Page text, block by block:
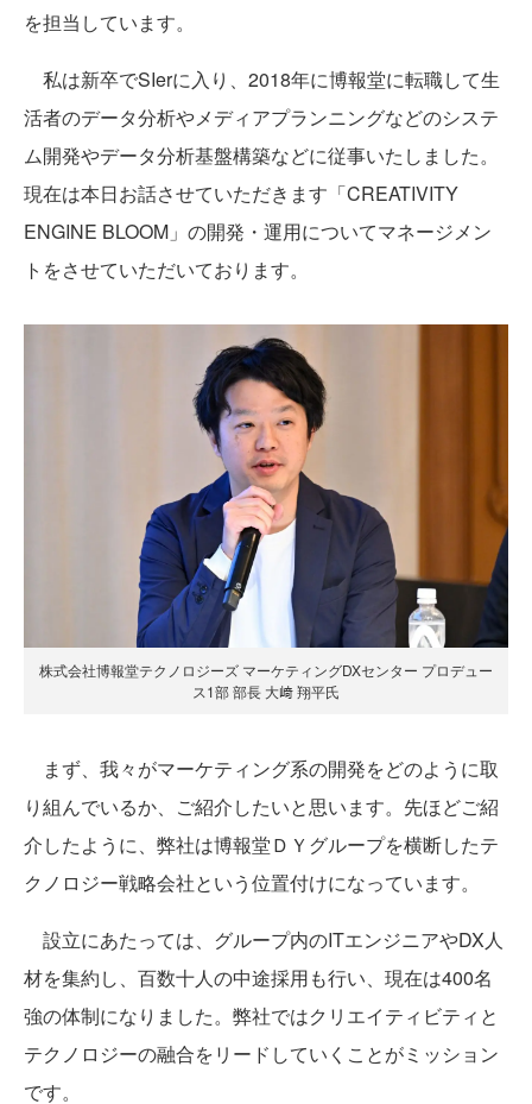
を担当しています。
私は新卒でSIerに入り、2018年に博報堂に転職して生
活者のデータ分析やメディアプランニングなどのシステ
ム開発やデータ分析基盤構築などに従事いたしました。
現在は本日お話させていただきます「CREATIVITY
ENGINE BLOOM」の開発・運用についてマネージメン
トをさせていただいております。
株式会社博報堂テクノロジーズ マーケティングDXセンター プロデュー
ス1部 部長 大﨑 翔平氏
まず、我々がマーケティング系の開発をどのように取
り組んでいるか、ご紹介したいと思います。先ほどご紹
介したように、弊社は博報堂ＤＹグループを横断したテ
クノロジー戦略会社という位置付けになっています。
設立にあたっては、グループ内のITエンジニアやDX人
材を集約し、百数十人の中途採用も行い、現在は400名
強の体制になりました。弊社ではクリエイティビティと
テクノロジーの融合をリードしていくことがミッション
です。